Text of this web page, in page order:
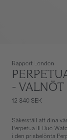
Rapport London
- VALNÖT
12 840 SEK
Säkerställ att dina
Perpetua III Duo
i den prisbelönta